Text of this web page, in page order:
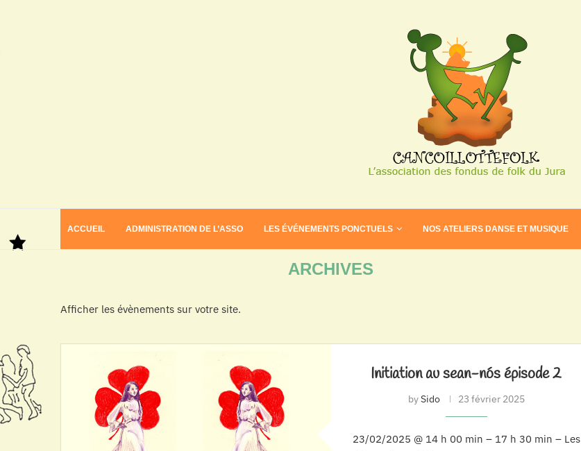
ACCUEIL ADMINISTRATION DE L’ASSO LES ÉVÉNEMENTS PONCTUELS NOS ATELIERS DANSE ET MUSIQUE
ARCHIVES
Afficher les évènements sur votre site.
Initiation au sean-nós épisode 2
bySido 23 février 2025
23/02/2025 @ 14 h 00 min – 17 h 30 min – Les